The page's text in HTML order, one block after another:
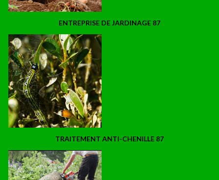
ENTREPRISE DE JARDINAGE 87
TRAITEMENT ANTI-CHENILLE 87